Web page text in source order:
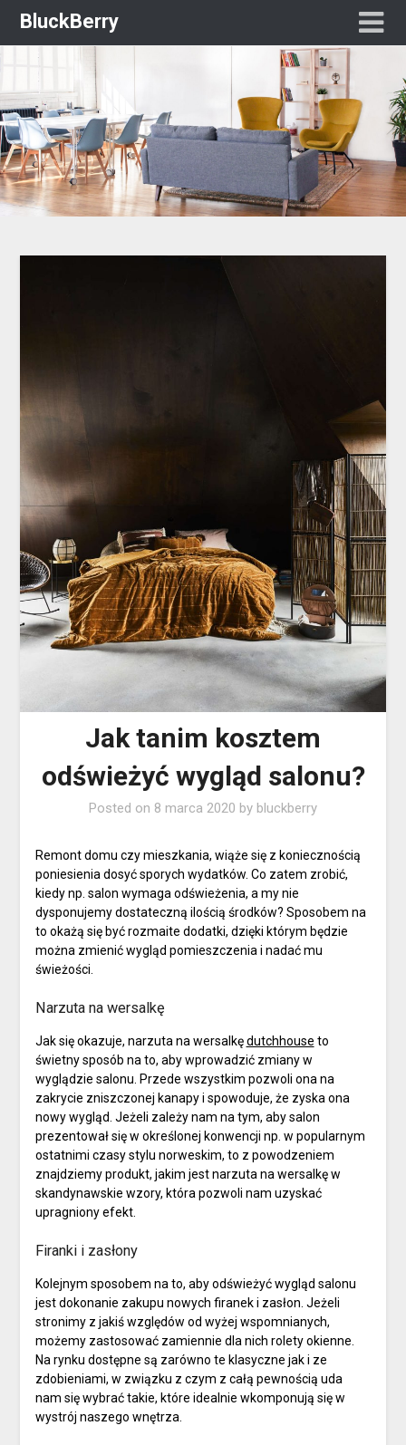
BluckBerry
Jak tanim kosztem
odświeżyć wygląd salonu?
Posted on 8 marca 2020 by bluckberry
Remont domu czy mieszkania, wiąże się z koniecznością
poniesienia dosyć sporych wydatków. Co zatem zrobić,
kiedy np. salon wymaga odświeżenia, a my nie
dysponujemy dostateczną ilością środków? Sposobem na
to okażą się być rozmaite dodatki, dzięki którym będzie
można zmienić wygląd pomieszczenia i nadać mu
świeżości.
Narzuta na wersalkę
Jak się okazuje, narzuta na wersalkędutchhouse to
świetny sposób na to, aby wprowadzić zmiany w
wyglądzie salonu. Przede wszystkim pozwoli ona na
zakrycie zniszczonej kanapy i spowoduje, że zyska ona
nowy wygląd. Jeżeli zależy nam na tym, aby salon
prezentował się w określonej konwencji np. w popularnym
ostatnimi czasy stylu norweskim, to z powodzeniem
znajdziemy produkt, jakim jest narzuta na wersalkę w
skandynawskie wzory, która pozwoli nam uzyskać
upragniony efekt.
Firanki i zasłony
Kolejnym sposobem na to, aby odświeżyć wygląd salonu
jest dokonanie zakupu nowych firanek i zasłon. Jeżeli
stronimy z jakiś względów od wyżej wspomnianych,
możemy zastosować zamiennie dla nich rolety okienne.
Na rynku dostępne są zarówno te klasyczne jak i ze
zdobieniami, w związku z czym z całą pewnością uda
nam się wybrać takie, które idealnie wkomponują się w
wystrój naszego wnętrza.